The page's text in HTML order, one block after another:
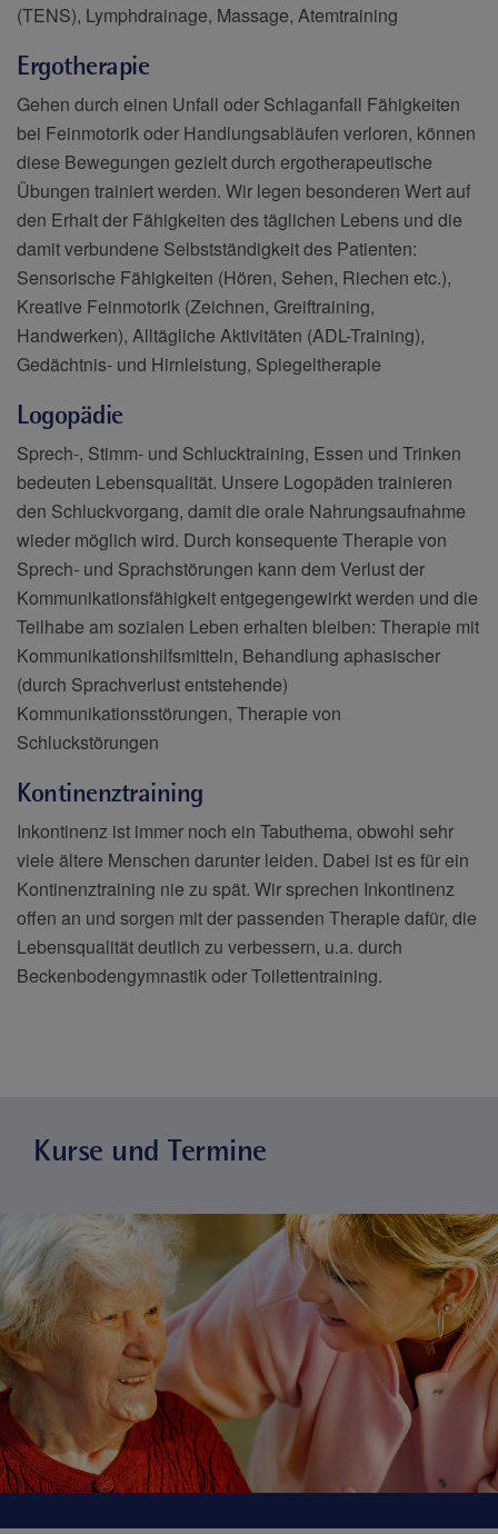
(TENS), Lymphdrainage, Massage, Atemtraining
Ergotherapie
Gehen durch einen Unfall oder Schlaganfall Fähigkeiten
bei Feinmotorik oder Handlungsabläufen verloren, können
diese Bewegungen gezielt durch ergotherapeutische
Übungen trainiert werden. Wir legen besonderen Wert auf
den Erhalt der Fähigkeiten des täglichen Lebens und die
damit verbundene Selbstständigkeit des Patienten:
Sensorische Fähigkeiten (Hören, Sehen, Riechen etc.),
Kreative Feinmotorik (Zeichnen, Greiftraining,
Handwerken), Alltägliche Aktivitäten (ADL-Training),
Gedächtnis- und Hirnleistung, Spiegeltherapie
Logopädie
Sprech-, Stimm- und Schlucktraining, Essen und Trinken
bedeuten Lebensqualität. Unsere Logopäden trainieren
den Schluckvorgang, damit die orale Nahrungsaufnahme
wieder möglich wird. Durch konsequente Therapie von
Sprech- und Sprachstörungen kann dem Verlust der
Kommunikationsfähigkeit entgegengewirkt werden und die
Teilhabe am sozialen Leben erhalten bleiben: Therapie mit
Kommunikationshilfsmitteln, Behandlung aphasischer
(durch Sprachverlust entstehende)
Kommunikationsstörungen, Therapie von
Schluckstörungen
Kontinenztraining
Inkontinenz ist immer noch ein Tabuthema, obwohl sehr
viele ältere Menschen darunter leiden. Dabei ist es für ein
Kontinenztraining nie zu spät. Wir sprechen Inkontinenz
offen an und sorgen mit der passenden Therapie dafür, die
Lebensqualität deutlich zu verbessern, u.a. durch
Beckenbodengymnastik oder Toilettentraining.
Kurse und Termine